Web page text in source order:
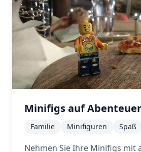
Minifigs auf Abenteuer
Familie Minifiguren Spaß
Nehmen Sie Ihre Minifigs mit